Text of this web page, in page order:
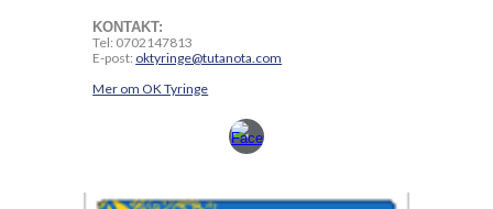
KONTAKT:
Tel: 0702147813
E-post: oktyringe@tutanota.com
Mer om OK Tyringe